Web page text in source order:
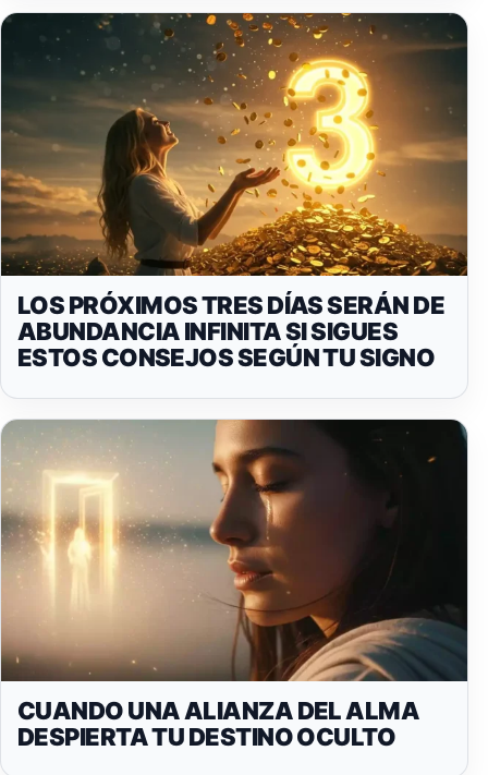
LOS PRÓXIMOS TRES DÍAS SERÁN DE
ABUNDANCIA INFINITA SI SIGUES
ESTOS CONSEJOS SEGÚN TU SIGNO
CUANDO UNA ALIANZA DEL ALMA
DESPIERTA TU DESTINO OCULTO